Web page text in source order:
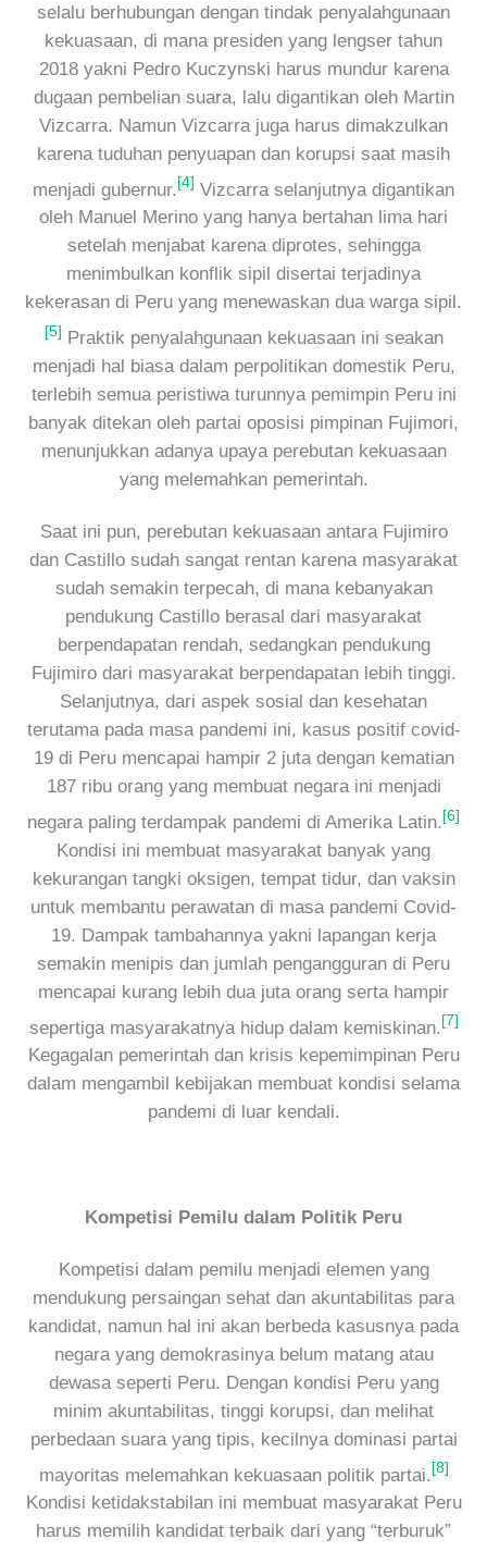
selalu berhubungan dengan tindak penyalahgunaan
kekuasaan, di mana presiden yang lengser tahun
2018 yakni Pedro Kuczynski harus mundur karena
dugaan pembelian suara, lalu digantikan oleh Martin
Vizcarra. Namun Vizcarra juga harus dimakzulkan
karena tuduhan penyuapan dan korupsi saat masih
menjadi gubernur.[4] Vizcarra selanjutnya digantikan
oleh Manuel Merino yang hanya bertahan lima hari
setelah menjabat karena diprotes, sehingga
menimbulkan konflik sipil disertai terjadinya
kekerasan di Peru yang menewaskan dua warga sipil.
[5] Praktik penyalahgunaan kekuasaan ini seakan
menjadi hal biasa dalam perpolitikan domestik Peru,
terlebih semua peristiwa turunnya pemimpin Peru ini
banyak ditekan oleh partai oposisi pimpinan Fujimori,
menunjukkan adanya upaya perebutan kekuasaan
yang melemahkan pemerintah.
Saat ini pun, perebutan kekuasaan antara Fujimiro
dan Castillo sudah sangat rentan karena masyarakat
sudah semakin terpecah, di mana kebanyakan
pendukung Castillo berasal dari masyarakat
berpendapatan rendah, sedangkan pendukung
Fujimiro dari masyarakat berpendapatan lebih tinggi.
Selanjutnya, dari aspek sosial dan kesehatan
terutama pada masa pandemi ini, kasus positif covid-
19 di Peru mencapai hampir 2 juta dengan kematian
187 ribu orang yang membuat negara ini menjadi
negara paling terdampak pandemi di Amerika Latin.[6]
Kondisi ini membuat masyarakat banyak yang
kekurangan tangki oksigen, tempat tidur, dan vaksin
untuk membantu perawatan di masa pandemi Covid-
19. Dampak tambahannya yakni lapangan kerja
semakin menipis dan jumlah pengangguran di Peru
mencapai kurang lebih dua juta orang serta hampir
sepertiga masyarakatnya hidup dalam kemiskinan. [7]
Kegagalan pemerintah dan krisis kepemimpinan Peru
dalam mengambil kebijakan membuat kondisi selama
pandemi di luar kendali.
Kompetisi Pemilu dalam Politik Peru
Kompetisi dalam pemilu menjadi elemen yang
mendukung persaingan sehat dan akuntabilitas para
kandidat, namun hal ini akan berbeda kasusnya pada
negara yang demokrasinya belum matang atau
dewasa seperti Peru. Dengan kondisi Peru yang
minim akuntabilitas, tinggi korupsi, dan melihat
perbedaan suara yang tipis, kecilnya dominasi partai
mayoritas melemahkan kekuasaan politik partai. [8]
Kondisi ketidakstabilan ini membuat masyarakat Peru
harus memilih kandidat terbaik dari yang “terburuk”